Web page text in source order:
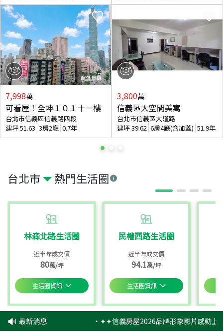
台北市 熱門生活圈
林森北路生活圈
近半年成交價
80萬/坪
生活圈資訊
民權西路生活圈
近半年成交價
94.1萬/坪
生活圈資訊
7,998萬
可看屋！全坤１０１十一樓
台北市信義區信義路四段
建坪51.63 3房2廳 0.7年
3,800萬
信義區大空間美寓
台北市信義區大道路
建坪39.62 6房4廳(含加蓋) 51.9年
最新消息 ‧✦✦信義房屋2026品牌形象影片感動上